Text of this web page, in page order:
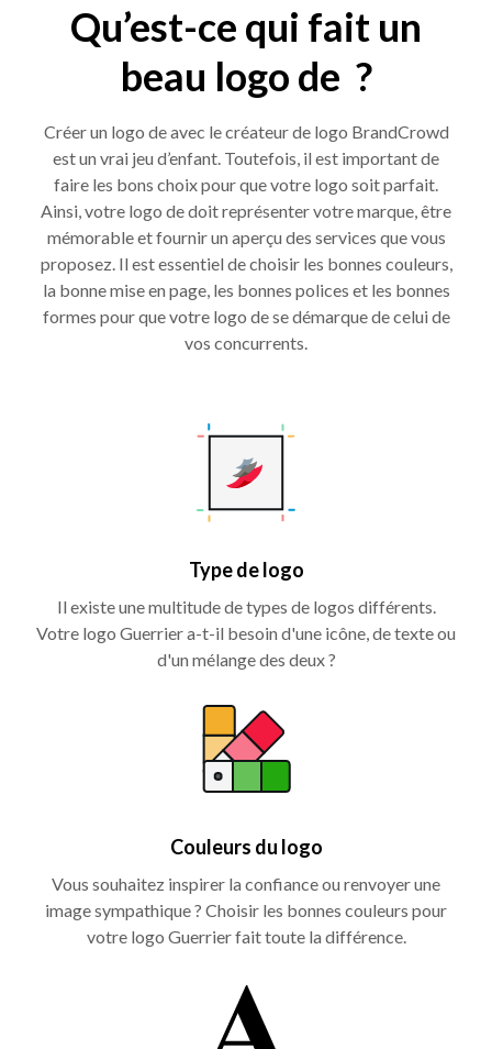
Qu’est-ce qui fait un
beau logo de ?
Créer un logo de avec le créateur de logo BrandCrowd
est un vrai jeu d’enfant. Toutefois, il est important de
faire les bons choix pour que votre logo soit parfait.
Ainsi, votre logo de doit représenter votre marque, être
mémorable et fournir un aperçu des services que vous
proposez. Il est essentiel de choisir les bonnes couleurs,
la bonne mise en page, les bonnes polices et les bonnes
formes pour que votre logo de se démarque de celui de
vos concurrents.
Type de logo
Il existe une multitude de types de logos différents.
Votre logo Guerrier a-t-il besoin d'une icône, de texte ou
d'un mélange des deux ?
Couleurs du logo
Vous souhaitez inspirer la confiance ou renvoyer une
image sympathique ? Choisir les bonnes couleurs pour
votre logo Guerrier fait toute la différence.